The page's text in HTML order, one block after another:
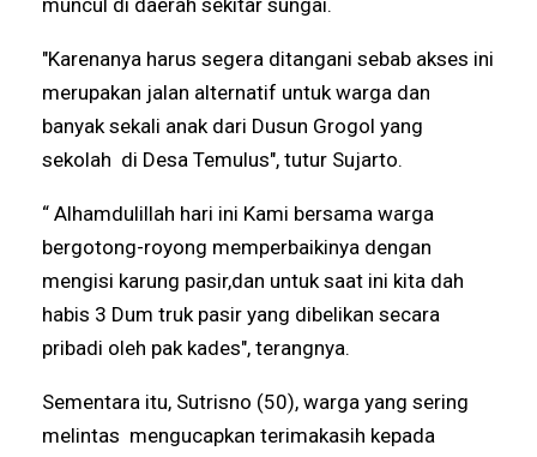
"Karenanya harus segera ditangani sebab akses ini
merupakan jalan alternatif untuk warga dan
banyak sekali anak dari Dusun Grogol yang
sekolah di Desa Temulus", tutur Sujarto.
“ Alhamdulillah hari ini Kami bersama warga
bergotong-royong memperbaikinya dengan
mengisi karung pasir,dan untuk saat ini kita dah
habis 3 Dum truk pasir yang dibelikan secara
pribadi oleh pak kades", terangnya.
Sementara itu, Sutrisno (50), warga yang sering
melintas mengucapkan terimakasih kepada